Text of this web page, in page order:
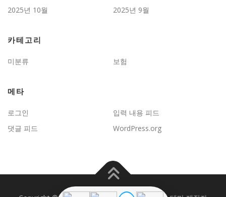
2025년 10월
2025년 9월
카테고리
미분류 보험
메타
로그인
입력 내용 피드
댓글 피드
WordPress.org